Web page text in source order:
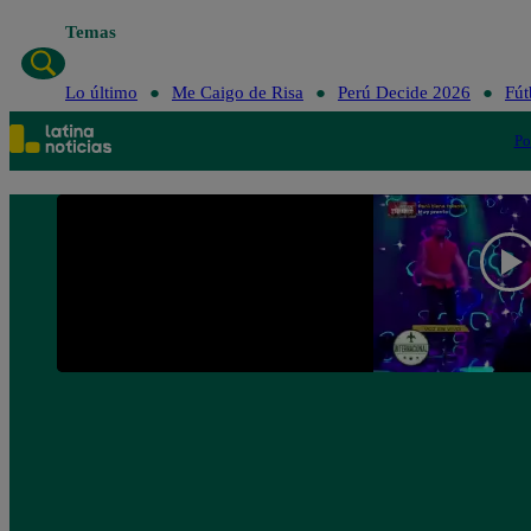
Temas
Lo último Me Caigo de Risa Perú Decide 2026